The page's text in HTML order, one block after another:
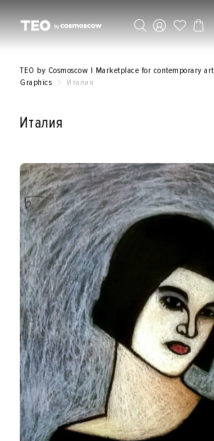
TEO by Cosmoscow | Marketplace for contemporary art
Graphics
Италия
Италия